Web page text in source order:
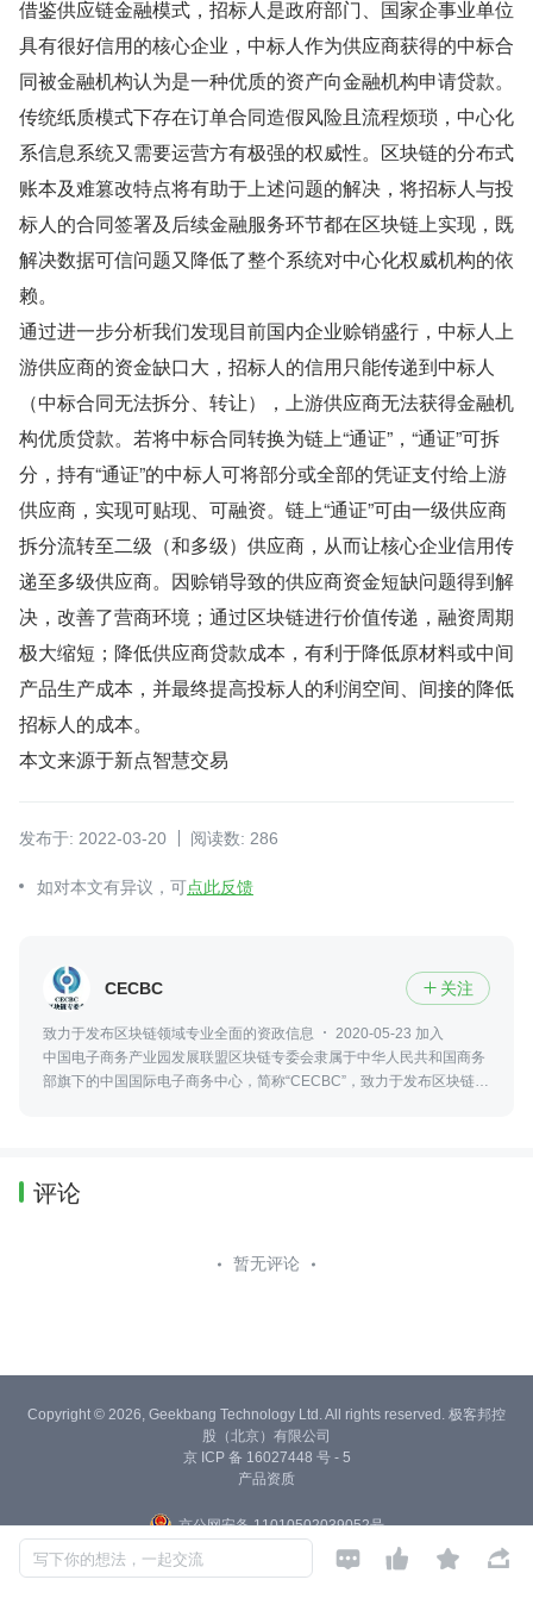
借鉴供应链金融模式，招标人是政府部门、国家企事业单位
具有很好信用的核心企业，中标人作为供应商获得的中标合
同被金融机构认为是一种优质的资产向金融机构申请贷款。
传统纸质模式下存在订单合同造假风险且流程烦琐，中心化
系信息系统又需要运营方有极强的权威性。区块链的分布式
账本及难篡改特点将有助于上述问题的解决，将招标人与投
标人的合同签署及后续金融服务环节都在区块链上实现，既
解决数据可信问题又降低了整个系统对中心化权威机构的依
赖。
通过进一步分析我们发现目前国内企业赊销盛行，中标人上
游供应商的资金缺口大，招标人的信用只能传递到中标人
（中标合同无法拆分、转让），上游供应商无法获得金融机
构优质贷款。若将中标合同转换为链上“通证”，“通证”可拆
分，持有“通证”的中标人可将部分或全部的凭证支付给上游
供应商，实现可贴现、可融资。链上“通证”可由一级供应商
拆分流转至二级（和多级）供应商，从而让核心企业信用传
递至多级供应商。因赊销导致的供应商资金短缺问题得到解
决，改善了营商环境；通过区块链进行价值传递，融资周期
极大缩短；降低供应商贷款成本，有利于降低原材料或中间
产品生产成本，并最终提高投标人的利润空间、间接的降低
招标人的成本。
本文来源于新点智慧交易
发布于: 2022-03-20 阅读数: 286
如对本文有异议，可点此反馈
CECBC  关注
致力于发布区块链领域专业全面的资政信息
2020-05-23 加入
中国电子商务产业园发展联盟区块链专委会隶属于中华人民共和国商务
部旗下的中国国际电子商务中心，简称“CECBC”，致力于发布区块链领
评论
暂无评论
写下你的想法，一起交流    
Copyright © 2026, Geekbang Technology Ltd. All rights reserved. 极客邦控
股（北京）有限公司
京 ICP 备 16027448 号 - 5
产品资质
京公网安备 11010502039052号